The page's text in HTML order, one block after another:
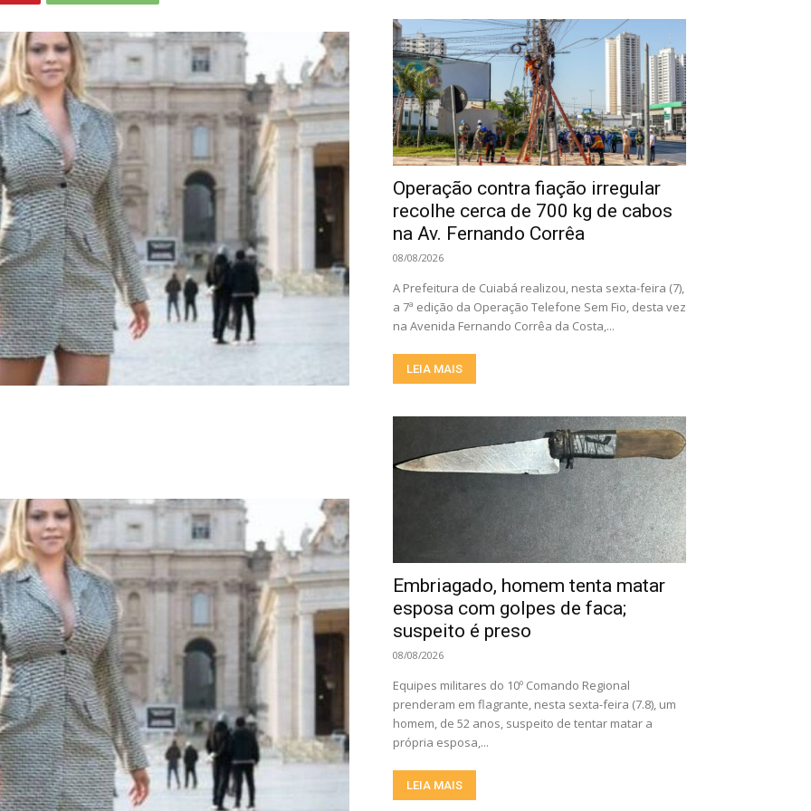
Operação contra fiação irregular
recolhe cerca de 700 kg de cabos
na Av. Fernando Corrêa
08/08/2026
A Prefeitura de Cuiabá realizou, nesta sexta-feira (7),
a 7ª edição da Operação Telefone Sem Fio, desta vez
na Avenida Fernando Corrêa da Costa,...
LEIA MAIS
Embriagado, homem tenta matar
esposa com golpes de faca;
suspeito é preso
08/08/2026
Equipes militares do 10º Comando Regional
prenderam em flagrante, nesta sexta-feira (7.8), um
homem, de 52 anos, suspeito de tentar matar a
própria esposa,...
LEIA MAIS